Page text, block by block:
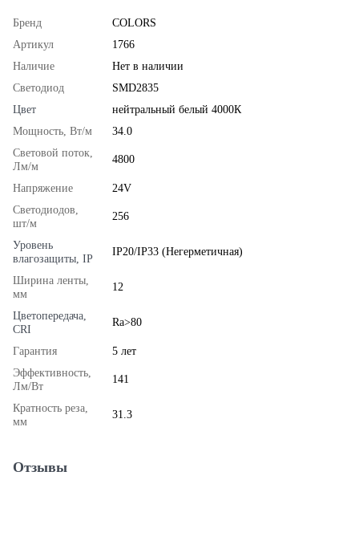
Бренд
COLORS
Артикул
1766
Наличие
Нет в наличии
Светодиод
SMD2835
Цвет
нейтральный белый 4000К
Мощность, Вт/м
34.0
Световой поток,
Лм/м
4800
Напряжение
24V
Светодиодов,
шт/м
256
Уровень
влагозащиты, IP
IP20/IP33 (Негерметичная)
Ширина ленты,
мм
12
Цветопередача,
CRI
Ra>80
Гарантия
5 лет
Эффективность,
Лм/Вт
141
Кратность реза,
мм
31.3
Отзывы